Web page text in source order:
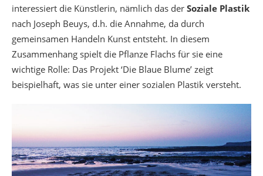
interessiert die Künstlerin, nämlich das der Soziale Plastik
nach Joseph Beuys, d.h. die Annahme, da durch
gemeinsamen Handeln Kunst entsteht. In diesem
Zusammenhang spielt die Pflanze Flachs für sie eine
wichtige Rolle: Das Projekt ‘Die Blaue Blume’ zeigt
beispielhaft, was sie unter einer sozialen Plastik versteht.